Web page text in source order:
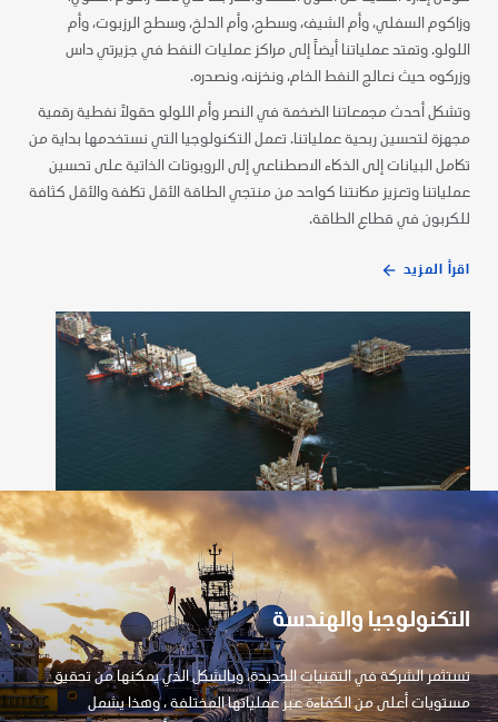
المتحدة، ونتولى المسؤولية عن تطوير موارد النفط والغاز، وإنتاجها،
وتشمل منتجاتنا النفط الخام، والغاز الخام، والمكثفات من ثمانية حقول
قائمة، تضم خمس مجمعات ضخمة للمنشآت وست جزر اصطناعية.
وزاكوم السفلي، وأم الشيف، وسطح، وأم الدلخ، وسطح الرزبوت، وأم
اللولو. وتمتد عملياتنا أيضاً إلى مراكز عمليات النفط في جزيرتي داس
وزركوه حيث نعالج النفط الخام، ونخزنه، ونصدره.
وتشكل أحدث مجمعاتنا الضخمة في النصر وأم اللولو حقولاً نفطية رقمية
مجهزة لتحسين ربحية عملياتنا. تعمل التكنولوجيا التي نستخدمها بداية من
تكامل البيانات إلى الذكاء الاصطناعي إلى الروبوتات الذاتية على تحسين
عملياتنا وتعزيز مكانتنا كواحد من منتجي الطاقة الأقل تكلفة والأقل كثافة
للكربون في قطاع الطاقة.
اقرأ المزيد
التكنولوجيا والهندسة
تستثمر الشركة في التقنيات الجديدة، وبالشكل الذي يمكنها من تحقيق
مستويات أعلى من الكفاءة عبر عملياتها المختلفة ، وهذا يشمل